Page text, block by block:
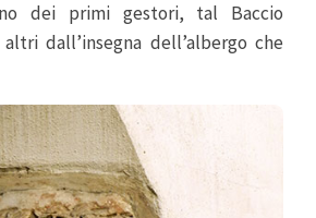
dei primi gestori, tal Baccio
dall’insegna dell’albergo che